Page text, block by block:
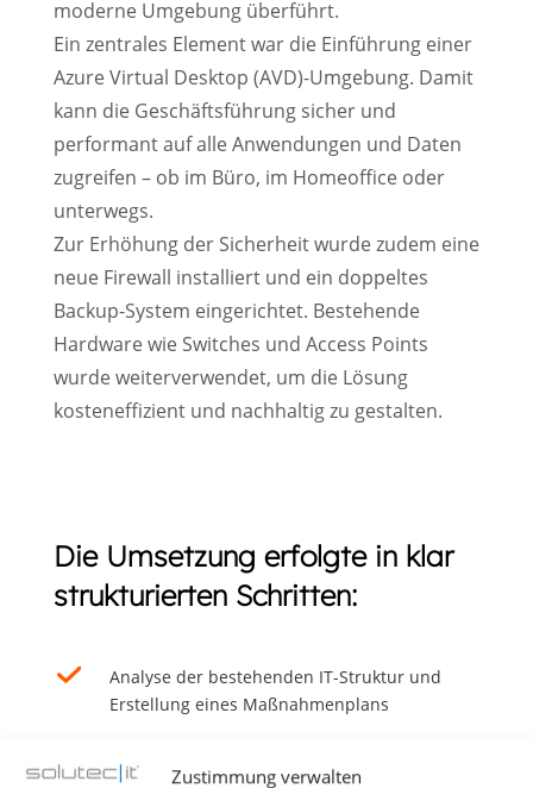
Zustimmung verwalten
moderne Umgebung überführt.
Ein zentrales Element war die Einführung einer
Azure Virtual Desktop (AVD)-Umgebung. Damit
kann die Geschäftsführung sicher und
performant auf alle Anwendungen und Daten
zugreifen – ob im Büro, im Homeoffice oder
unterwegs.
Zur Erhöhung der Sicherheit wurde zudem eine
neue Firewall installiert und ein doppeltes
Backup-System eingerichtet. Bestehende
Hardware wie Switches und Access Points
wurde weiterverwendet, um die Lösung
kosteneffizient und nachhaltig zu gestalten.
Die Umsetzung erfolgte in klar
strukturierten Schritten:
Analyse der bestehenden IT-Struktur und
Erstellung eines Maßnahmenplans
Einrichtung der Microsoft-365-Umgebung und